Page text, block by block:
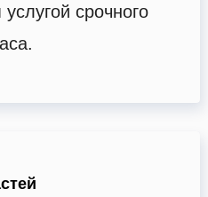
срочного